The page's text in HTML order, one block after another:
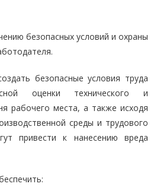
безопасных условий и охраны
безопасные условия труда
оценки технического и
рабочего места, а также исходя
среды и трудового
привести к нанесению вреда